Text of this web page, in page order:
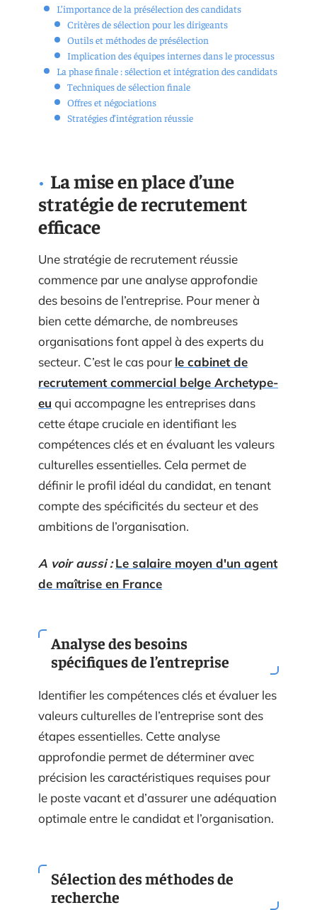
L’importance de la présélection des candidats
Critères de sélection pour les dirigeants
Outils et méthodes de présélection
Implication des équipes internes dans le processus
La phase finale : sélection et intégration des candidats
Techniques de sélection finale
Offres et négociations
Stratégies d’intégration réussie
La mise en place d’une
stratégie de recrutement
efficace
Une stratégie de recrutement réussie
commence par une analyse approfondie
des besoins de l’entreprise. Pour mener à
bien cette démarche, de nombreuses
organisations font appel à des experts du
secteur. C’est le cas pour le cabinet de
recrutement commercial belge Archetype-
eu qui accompagne les entreprises dans
cette étape cruciale en identifiant les
compétences clés et en évaluant les valeurs
culturelles essentielles. Cela permet de
définir le profil idéal du candidat, en tenant
compte des spécificités du secteur et des
ambitions de l’organisation.
A voir aussi : Le salaire moyen d'un agent
de maîtrise en France
Analyse des besoins
spécifiques de l’entreprise
Identifier les compétences clés et évaluer les
valeurs culturelles de l’entreprise sont des
étapes essentielles. Cette analyse
approfondie permet de déterminer avec
précision les caractéristiques requises pour
le poste vacant et d’assurer une adéquation
optimale entre le candidat et l’organisation.
Sélection des méthodes de
recherche